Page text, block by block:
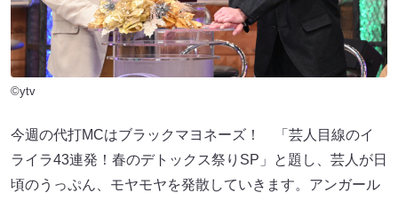
©ytv
今週の代打MCはブラックマヨネーズ！ 「芸人目線のイ
ライラ43連発！春のデトックス祭りSP」と題し、芸人が日
頃のうっぷん、モヤモヤを発散していきます。アンガール